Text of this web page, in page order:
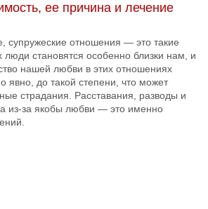
ее причина и лечение
супружеские отношения — это такие
становятся особенно близки нам, и
нашей любви в этих отношениях
явно, до такой степени, что может
страдания. Расставания, разводы и
из-за якобы любви — это именно